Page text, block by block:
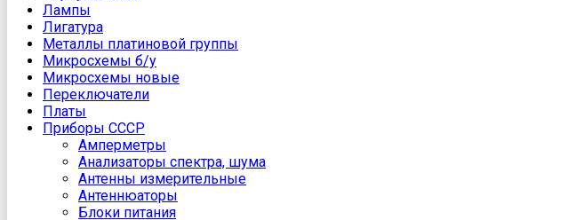
Лампы
Лигатура
Металлы платиновой группы
Микросхемы б/у
Микросхемы новые
Переключатели
Платы
Приборы СССР
Амперметры
Анализаторы спектра, шума
Антенны измерительные
Антеннюаторы
Блоки питания